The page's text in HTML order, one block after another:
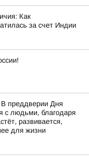
Как
за счет Индии
В преддверии Дня
с людьми, благодаря
развивается,
для жизни